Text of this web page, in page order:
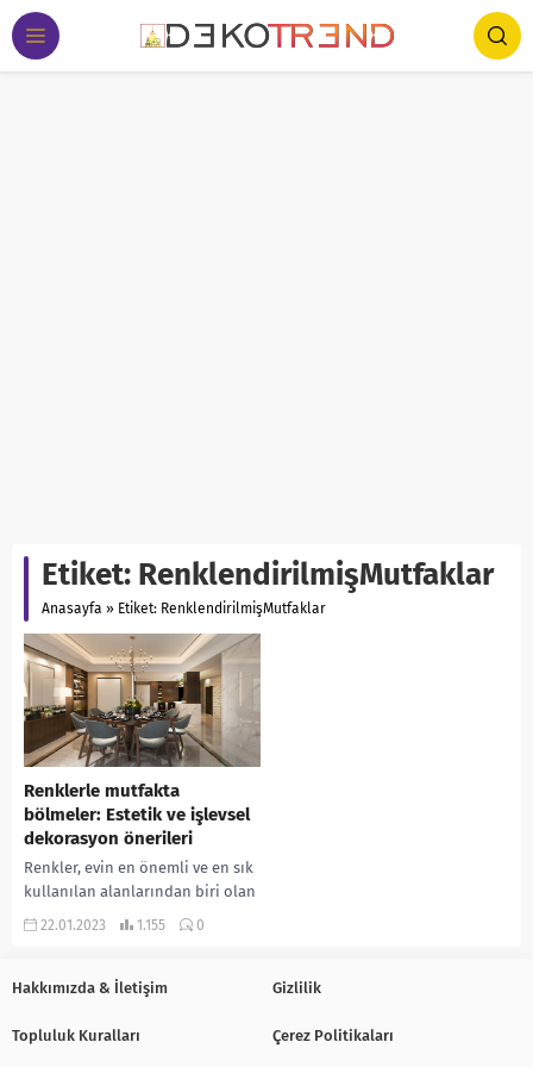
Etiket: RenklendirilmişMutfaklar
Anasayfa » Etiket: RenklendirilmişMutfaklar
Renklerle mutfakta
bölmeler: Estetik ve işlevsel
dekorasyon önerileri
Renkler, evin en önemli ve en sık
kullanılan alanlarından biri olan
mutfakta özgün bir dekorasyon
22.01.2023 1.155 0
Hakkımızda & İletişim Gizlilik
Topluluk Kuralları Çerez Politikaları